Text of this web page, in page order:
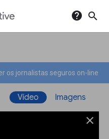
help search
os jornalistas seguros on-line
Vídeo Imagens
close